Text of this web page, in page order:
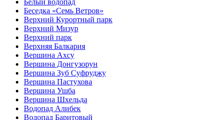
Беседка «Семь Ветров»
Верхний Курортный парк
Верхний Мизур
Верхний парк
Верхняя Балкария
Вершина Ахсу
Вершина Донгузорун
Вершина Зуб Суфруджу
Вершина Пастухова
Вершина Ушба
Вершина Шхельда
Водопад Алибек
Водопад Баритовый